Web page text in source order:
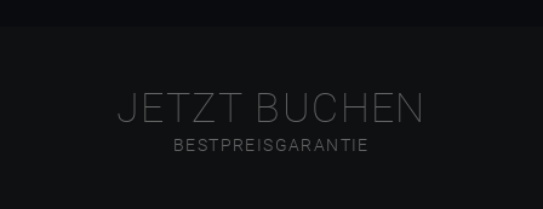
JETZT BUCHEN
BESTPREISGARANTIE